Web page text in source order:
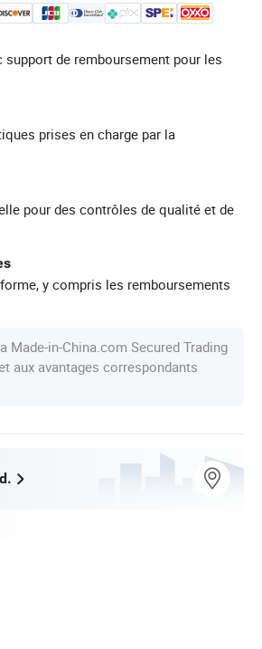
de remboursement pour les
prises en charge par la
pour des contrôles de qualité et de
y compris les remboursements
in-China.com Secured Trading
aux avantages correspondants